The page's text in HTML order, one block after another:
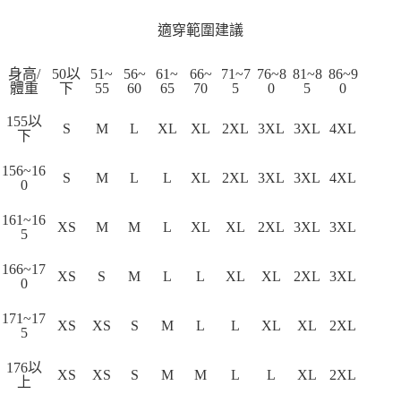
適穿範圍建議
身高/
體重
50以
下
51~
55
56~
60
61~
65
66~
70
71~7
5
76~8
0
81~8
5
86~9
0
155以
下
S M L XL XL 2XL 3XL 3XL 4XL
156~16
0
S M L L XL 2XL 3XL 3XL 4XL
161~16
5
XS M M L XL XL 2XL 3XL 3XL
166~17
0
XS S M L L XL XL 2XL 3XL
171~17
5
XS XS S M L L XL XL 2XL
176以
上
XS XS S M M L L XL 2XL